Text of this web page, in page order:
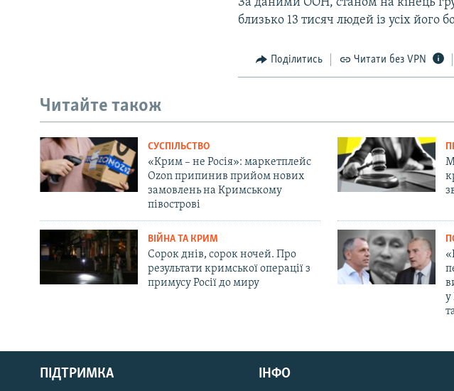
Русский
Qırımtatar
близько 13 тисяч людей із усіх його
Поділитись Читати без VPN
Читайте також
СУСПІЛЬСТВО
«Крим – не Росія»: маркетплейс
Ozon припинив прийом нових
замовлень на Кримському
півострові
ВІЙНА ТА КРИМ
Сорок днів, сорок ночей. Про
результати кримської операції з
примусу Росії до миру
у
ПІДТРИМКА ІНФО